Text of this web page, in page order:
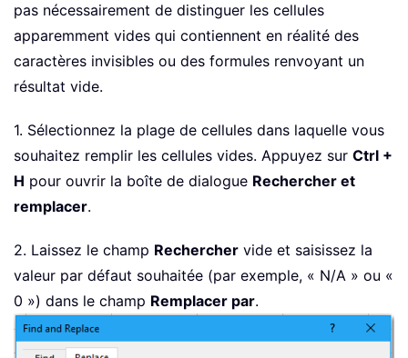
pas nécessairement de distinguer les cellules
apparemment vides qui contiennent en réalité des
caractères invisibles ou des formules renvoyant un
résultat vide.
1. Sélectionnez la plage de cellules dans laquelle vous
souhaitez remplir les cellules vides. Appuyez sur Ctrl +
H pour ouvrir la boîte de dialogue Rechercher et
remplacer.
2. Laissez le champ Rechercher vide et saisissez la
valeur par défaut souhaitée (par exemple, « N/A » ou «
0 ») dans le champ Remplacer par.